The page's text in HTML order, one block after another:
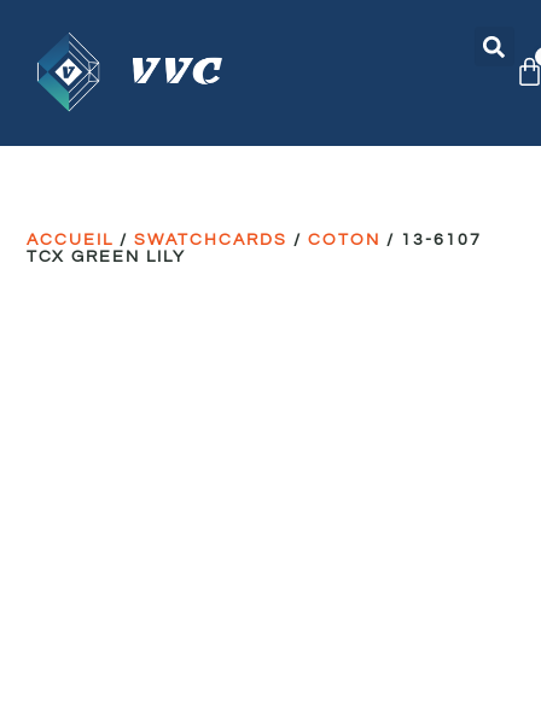
ACCUEIL /SWATCHCARDS /COTON / 13-6107
TCX GREEN LILY